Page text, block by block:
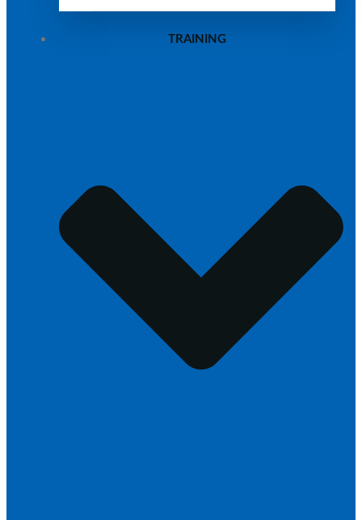
TRAINING